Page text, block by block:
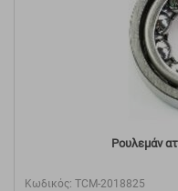
Ρουλεμάν
Κωδικός: TCM-2018825